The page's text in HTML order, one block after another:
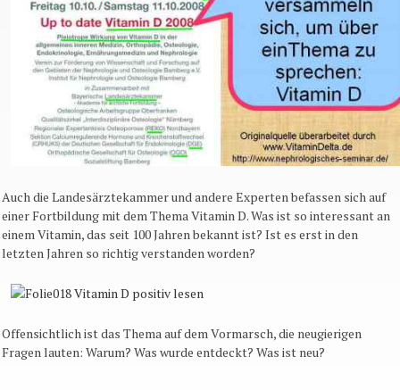
Auch die Landesärztekammer und andere Experten befassen sich auf
einer Fortbildung mit dem Thema Vitamin D. Was ist so interessant an
einem Vitamin, das seit 100 Jahren bekannt ist? Ist es erst in den
letzten Jahren so richtig verstanden worden?
Offensichtlich ist das Thema auf dem Vormarsch, die neugierigen
Fragen lauten: Warum? Was wurde entdeckt? Was ist neu?